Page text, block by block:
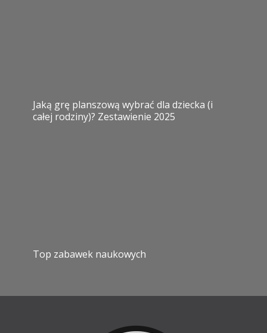
Jaką grę planszową wybrać dla dziecka (i
całej rodziny)? Zestawienie 2025
Top zabawek naukowych